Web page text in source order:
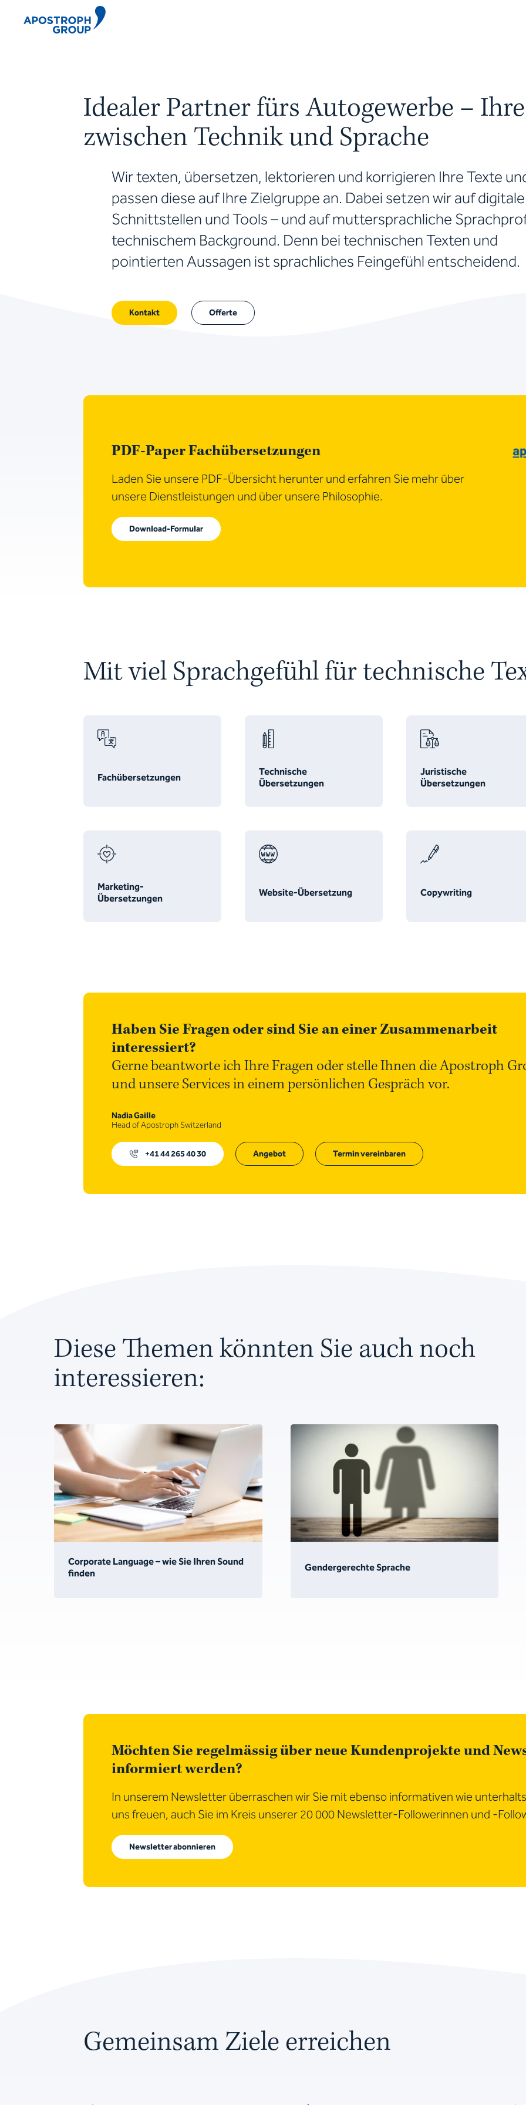
Idealer Partner fürs Autogewerbe –
zwischen Technik und Sprache
Wir texten, übersetzen, lektorieren und korrigieren Ihre Texte
passen diese auf Ihre Zielgruppe an. Dabei setzen wir auf digitale
Schnittstellen und Tools – und auf muttersprachliche
technischem Background. Denn bei technischen Texten und
pointierten Aussagen ist sprachliches Feingefühl entscheidend.
Kontakt Offerte
PDF-Paper Fachübersetzungen
Laden Sie unsere PDF-Übersicht herunter und erfahren Sie mehr über
unsere Dienstleistungen und über unsere Philosophie.
Download-Formular
Mit viel Sprachgefühl für technische
Fachübersetzungen
Technische
Übersetzungen
Juristische
Übersetzungen
Marketing-
Übersetzungen
Website-Übersetzung Copywriting
Haben Sie Fragen oder sind Sie an einer Zusammenarbeit
interessiert?
Gerne beantworte ich Ihre Fragen oder stelle Ihnen die Apostroph
und unsere Services in einem persönlichen Gespräch vor.
Nadia Gaille
Head of Apostroph Switzerland
+41 44 265 40 30 Angebot Termin vereinbaren
Diese Themen könnten Sie auch noch
interessieren:
Corporate Language – wie Sie Ihren Sound
finden
Gendergerechte Sprache
Möchten Sie regelmässig über neue Kundenprojekte und
informiert werden?
In unserem Newsletter überraschen wir Sie mit ebenso informativen wie
uns freuen, auch Sie im Kreis unserer 20 000 Newsletter-Followerinnen und -
Newsletter abonnieren
Gemeinsam Ziele erreichen